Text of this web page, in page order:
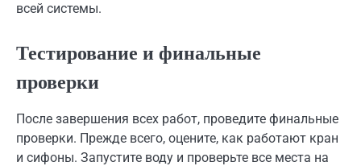
всей системы.
Тестирование и финальные
проверки
После завершения всех работ, проведите финальные
проверки. Прежде всего, оцените, как работают кран
и сифоны. Запустите воду и проверьте все места на